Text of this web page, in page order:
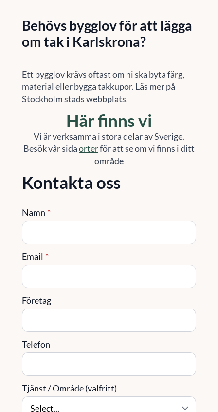
Behövs bygglov för att lägga
om tak i Karlskrona?
Ett bygglov krävs oftast om ni ska byta färg,
material eller bygga takkupor. Läs mer på
Stockholm stads webbplats.
Här finns vi
Vi är verksamma i stora delar av Sverige.
Besök vår sidaorterför att se om vi finns i ditt
område
Kontakta oss
Namn *
Email *
Företag
Telefon
Tjänst / Område (valfritt)